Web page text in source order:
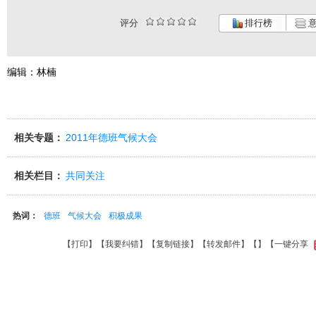
评分 排行榜
编辑：林楠
相关专题： 2011年德班气候大会
相关栏目： 共同关注
热词： 德班 气候大会 积极成果
【打印 】【我要纠错】【复制链接】【转发邮件】【 】 【一键分享